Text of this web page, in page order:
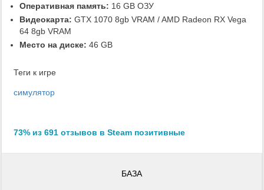
Оперативная память: 16 GB ОЗУ
Видеокарта: GTX 1070 8gb VRAM / AMD Radeon RX Vega
64 8gb VRAM
Место на диске: 46 GB
Теги к игре
симулятор
73% из 691 отзывов в Steam позитивные
БАЗА